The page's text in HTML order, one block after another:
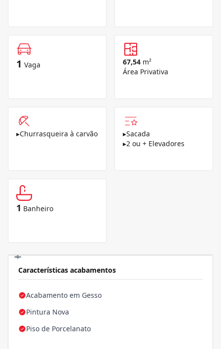
1 Vaga 67,54 m²
Área Privativa
▸Churrasqueira à carvão ▸Sacada
▸2 ou + Elevadores
1 Banheiro
Características acabamentos
Acabamento em Gesso
Pintura Nova
Piso de Porcelanato